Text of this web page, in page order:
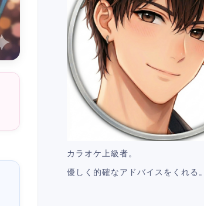
カラオケ上級者。
優しく的確なアドバイスをくれる。